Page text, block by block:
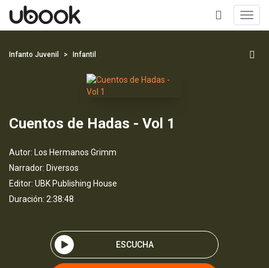
+
Infanto Juvenil Infantil
Cuentos de Hadas - Vol 1
Autor: Los Hermanos Grimm
Narrador: Diversos
Editor: UBK Publishing House
Duración: 2:38:48
ESCUCHA